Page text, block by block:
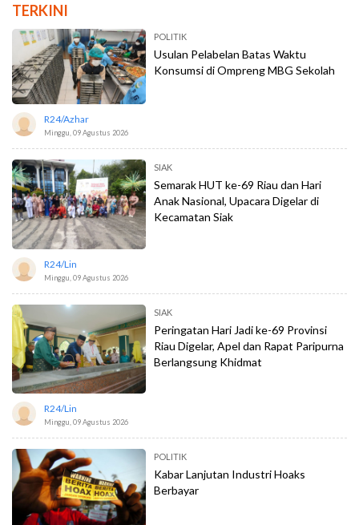
TERKINI
POLITIK
Usulan Pelabelan Batas Waktu
Konsumsi di Ompreng MBG Sekolah
R24/azhar
Minggu, 09 Agustus 2026
SIAK
Semarak HUT ke-69 Riau dan Hari
Anak Nasional, Upacara Digelar di
Kecamatan Siak
R24/lin
Minggu, 09 Agustus 2026
SIAK
Peringatan Hari Jadi ke-69 Provinsi
Riau Digelar, Apel dan Rapat Paripurna
Berlangsung Khidmat
R24/lin
Minggu, 09 Agustus 2026
POLITIK
Kabar Lanjutan Industri Hoaks
Berbayar